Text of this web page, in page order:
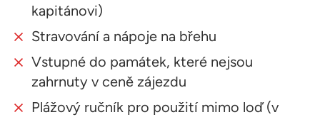
kapitánovi)
Stravování a nápoje na břehu
Vstupné do památek, které nejsou
zahrnuty v ceně zájezdu
Plážový ručník pro použití mimo loď (v